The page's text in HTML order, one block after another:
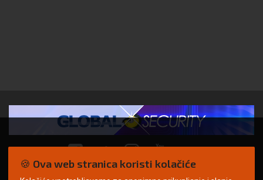
🍪 Ova web stranica koristi kolačiće